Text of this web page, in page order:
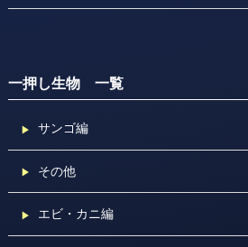
一押し生物 一覧
サンゴ編
その他
エビ・カニ編